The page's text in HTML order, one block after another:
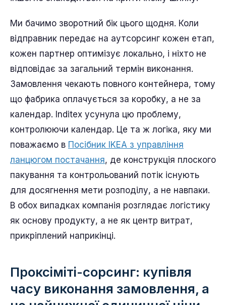
Ми бачимо зворотний бік цього щодня. Коли
відправник передає на аутсорсинг кожен етап,
кожен партнер оптимізує локально, і ніхто не
відповідає за загальний термін виконання.
Замовлення чекають повного контейнера, тому
що фабрика оплачується за коробку, а не за
календар. Inditex усунула цю проблему,
контролюючи календар. Це та ж логіка, яку ми
поважаємо в Посібник IKEA з управління
ланцюгом постачання, де конструкція плоского
пакування та контрольований потік існують
для досягнення мети розподілу, а не навпаки.
В обох випадках компанія розглядає логістику
як основу продукту, а не як центр витрат,
прикріплений наприкінці.
Проксіміті-сорсинг: купівля
часу виконання замовлення, а